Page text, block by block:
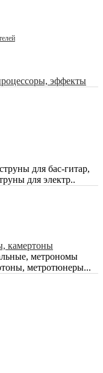
эффекты
для бас-гитар,
для электр..
камертоны
метрономы
метротюнеры...